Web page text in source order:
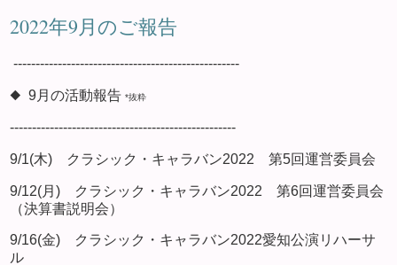
2022年9月のご報告
---------------------------------------------------
◆ 9月の活動報告 *抜粋
---------------------------------------------------
9/1(木) クラシック・キャラバン2022 第5回運営委員会
9/12(月) クラシック・キャラバン2022 第6回運営委員会
（決算書説明会）
9/16(金) クラシック・キャラバン2022愛知公演リハーサ
ル